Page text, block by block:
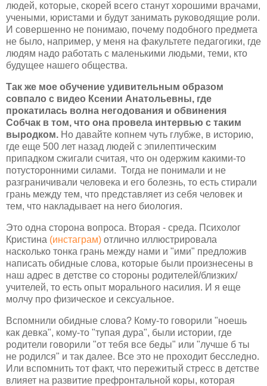
людей, которые, скорей всего станут хорошими врачами,
учеными, юристами и будут занимать руководящие роли.
И совершенно не понимаю, почему подобного предмета
не было, например, у меня на факультете педагогики, где
людям надо работать с маленькими людьми, теми, кто
будущее нашего общества.
Так же мое обучение удивительным образом
совпало с видео Ксении Анатольевны, где
прокатилась волна негодования и обвинения
Собчак в том, что она провела интервью с таким
выродком. Но давайте копнем чуть глубже, в историю,
где еще 500 лет назад людей с эпилептическим
припадком сжигали считая, что он одержим какими-то
потусторонними силами. Тогда не понимали и не
разграничивали человека и его болезнь, то есть стирали
грань между тем, что представляет из себя человек и
тем, что накладывает на него биология.
Это одна сторона вопроса. Вторая - среда. Психолог
Кристина (инстаграм) отлично иллюстрировала
насколько тонка грань между нами и "ими" предложив
написать обидные слова, которые были произнесены в
наш адрес в детстве со стороны родителей/близких/
учителей, то есть опыт морального насилия. И я еще
молчу про физическое и сексуальное.
Вспомнили обидные слова? Кому-то говорили "ноешь
как девка", кому-то "тупая дура", были истории, где
родители говорили "от тебя все беды" или "лучше б ты
не родился" и так далее. Все это не проходит бесследно.
Или вспомнить тот факт, что пережитый стресс в детстве
влияет на развитие префронтальной коры, которая